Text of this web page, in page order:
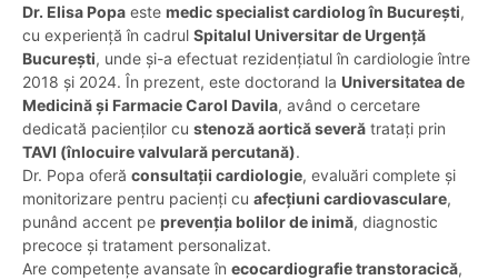
Dr. Elisa Popa este medic specialist cardiolog în București,
cu experiență în cadrul Spitalul Universitar de Urgență
București, unde și-a efectuat rezidențiatul în cardiologie între
2018 și 2024. În prezent, este doctorand la Universitatea de
Medicină și Farmacie Carol Davila, având o cercetare
dedicată pacienților cu stenoză aortică severă tratați prin
TAVI (înlocuire valvulară percutană).
Dr. Popa oferă consultații cardiologie, evaluări complete și
monitorizare pentru pacienți cu afecțiuni cardiovasculare,
punând accent pe prevenția bolilor de inimă, diagnostic
precoce și tratament personalizat.
Are competențe avansate în ecocardiografie transtoracică,